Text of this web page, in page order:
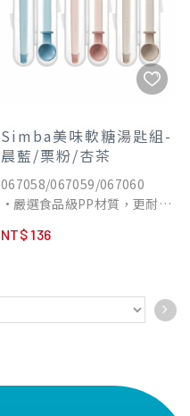
•符合人體工學輔助施力點，
使用握感舒適不打滑。
•可替換海綿，卡扣設計即開
即換，刷柄永續循環使用。
•多杯型適用，深入各式口
•整支可懸掛，便於瀝乾海
綿，使用更衛生。
Simba美味軟糖湯匙組-
晨藍/栗粉/杏茶
067058/067059/067060
•嚴選食品級PP材質，更耐
•整組可耐高溫100˚C，反覆
餵湯汁兩用進食。
•匙端軟質素材，圓滑設計避
•符合拿握手勢，成人餵食也
NT$ 136